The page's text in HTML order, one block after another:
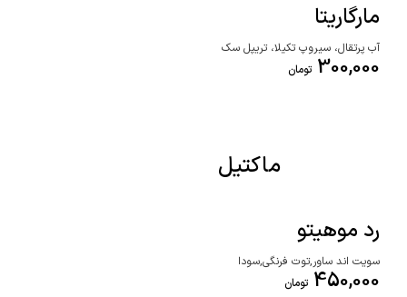
مارگاریتا
آب پرتقال، سیروپ تکیلا، تریپل سک
300,000 تومان
ماکتیل
رد موهیتو
سویت اند ساور,توت فرنگی,سودا
450,000 تومان